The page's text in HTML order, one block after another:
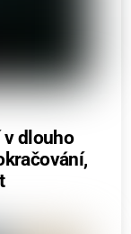
v dlouho